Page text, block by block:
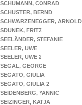
SCHUMANN, CONRAD
SCHUSTER, BERND
SCHWARZENEGGER, ARNOLD
SDUNEK, FRITZ
SEELÄNDER, STEFANIE
SEELER, UWE
SEELER, UWE 2
SEGAL, GEORGE
SEGATO, GIULIA
SEGATO, GIULIA 2
SEIDENBERG, YANNIC
SEIZINGER, KATJA